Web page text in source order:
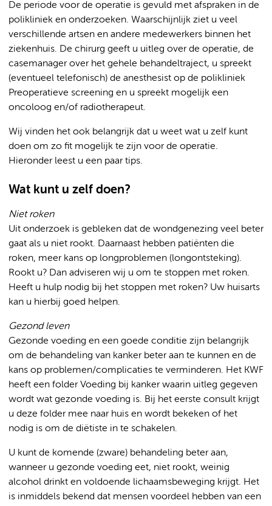
De periode voor de operatie is gevuld met afspraken in de
polikliniek en onderzoeken. Waarschijnlijk ziet u veel
verschillende artsen en andere medewerkers binnen het
ziekenhuis. De chirurg geeft u uitleg over de operatie, de
casemanager over het gehele behandeltraject, u spreekt
(eventueel telefonisch) de anesthesist op de polikliniek
Preoperatieve screening en u spreekt mogelijk een
oncoloog en/of radiotherapeut.
Wij vinden het ook belangrijk dat u weet wat u zelf kunt
doen om zo fit mogelijk te zijn voor de operatie.
Hieronder leest u een paar tips.
Wat kunt u zelf doen?
Niet roken
Uit onderzoek is gebleken dat de wondgenezing veel beter
gaat als u niet rookt. Daarnaast hebben patiënten die
roken, meer kans op longproblemen (longontsteking).
Rookt u? Dan adviseren wij u om te stoppen met roken.
Heeft u hulp nodig bij het stoppen met roken? Uw huisarts
kan u hierbij goed helpen.
Gezond leven
Gezonde voeding en een goede conditie zijn belangrijk
om de behandeling van kanker beter aan te kunnen en de
kans op problemen/complicaties te verminderen. Het KWF
heeft een folder Voeding bij kanker waarin uitleg gegeven
wordt wat gezonde voeding is. Bij het eerste consult krijgt
u deze folder mee naar huis en wordt bekeken of het
nodig is om de diëtiste in te schakelen.
U kunt de komende (zware) behandeling beter aan,
wanneer u gezonde voeding eet, niet rookt, weinig
alcohol drinkt en voldoende lichaamsbeweging krijgt. Het
is inmiddels bekend dat mensen voordeel hebben van een